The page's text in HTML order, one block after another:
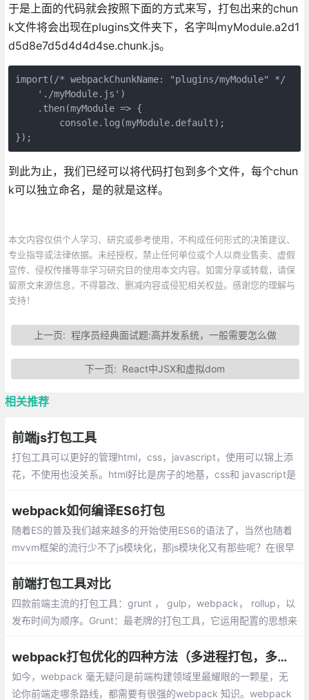
于是上面的代码就会按照下面的方式来写，打包出来的chun
k文件将会出现在plugins文件夹下，名字叫myModule.a2d1
d5d8e7d5d4d4d4se.chunk.js。
import(/* webpackChunkName: "plugins/myModule" */
    './myModule.js')
    .then(myModule => {
        console.log(myModule.default);
});
到此为止，我们已经可以将代码打包到多个文件，每个chun
k可以独立命名，是的就是这样。
本文内容仅供个人学习、研究或参考使用，不构成任何形式的决策建议、
专业指导或法律依据。未经授权，禁止任何单位或个人以商业售卖、虚假
宣传、侵权传播等非学习研究目的使用本文内容。如需分享或转载，请保
留原文来源信息，不得篡改、删减内容或侵犯相关权益。感谢您的理解与
支持！
上一页: 程序员经典面试题:高并发系统，一般需要怎么做
下一页: React中JSX和虚拟dom
相关推荐
前端js打包工具
打包工具可以更好的管理html，css，javascript，使用可以锦上添
花，不使用也没关系。html好比是房子的地基，css和 javascript是
webpack如何编译ES6打包
随着ES的普及我们越来越多的开始使用ES6的语法了，当然也随着
mvvm框架的流行少不了js模块化，那js模块化又有那些呢？在很早
前端打包工具对比
四款前端主流的打包工具：grunt ， gulp，webpack， rollup，以
发布时间为顺序。Grunt：最老牌的打包工具，它运用配置的思想来
webpack打包优化的四种方法（多进程打包，多进程压缩，资源 CDN，动态 polyfill）
如今，webpack 毫无疑问是前端构建领域里最耀眼的一颗星，无
论你前端走哪条路线，都需要有很强的webpack 知识。webpack